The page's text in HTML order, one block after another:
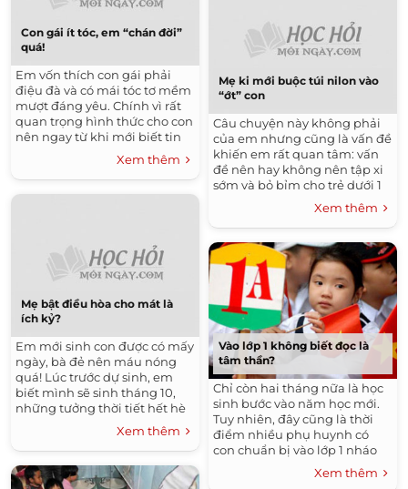
Con gái ít tóc, em “chán đời”
quá!
Em vốn thích con gái phải
điệu đà và có mái tóc tơ mềm
mượt đáng yêu. Chính vì rất
quan trọng hình thức cho con
nên ngay từ khi mới biết tin
cấn bầu, nghe lời mách
bảo, em đã ăn không biết...
Xem thêm
Mẹ bật điều hòa cho mát là
ích kỷ?
Em mới sinh con được có mấy
ngày, bà đẻ nên máu nóng
quá! Lúc trước dự sinh, em
biết mình sẽ sinh tháng 10,
những tưởng thời tiết hết hè
là mát mẻ. Vậy mà thời tiết
vẫn còn nóng quá,...
Xem thêm
Mẹ ki mới buộc túi nilon vào
“ớt” con
Câu chuyện này không phải
của em nhưng cũng là vấn đề
khiến em rất quan tâm: vấn
đề nên hay không nên tập xi
sớm và bỏ bỉm cho trẻ dưới 1
tuổi. Hôm vừa rồi em có cùng
hội bạn qua nhà...
Xem thêm
Vào lớp 1 không biết đọc là
tâm thần?
Chỉ còn hai tháng nữa là học
sinh bước vào năm học mới.
Tuy nhiên, đây cũng là thời
điểm nhiều phụ huynh có
con chuẩn bị vào lớp 1 nháo
nhào đưa con đến phòng
khám của các bệnh viện Nhi...
Xem thêm